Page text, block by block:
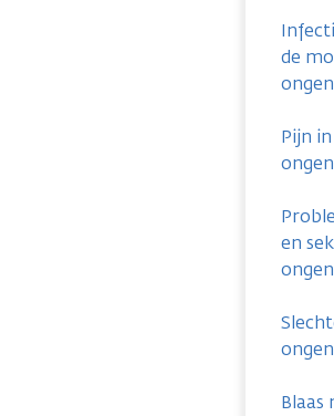
de
Pijn
en
Blaas